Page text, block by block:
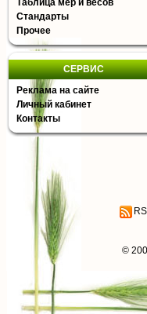
Таблица мер и весов
Стандарты
Прочее
СЕРВИС
Реклама на сайте
Личный кабинет
Контакты
©